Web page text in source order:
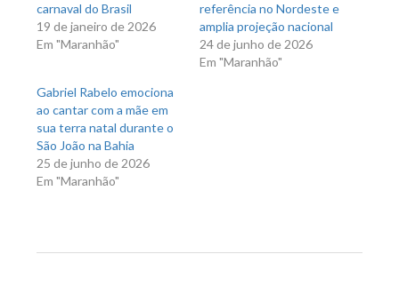
carnaval do Brasil
19 de janeiro de 2026
Em "Maranhão"
referência no Nordeste e
amplia projeção nacional
24 de junho de 2026
Em "Maranhão"
Gabriel Rabelo emociona
ao cantar com a mãe em
sua terra natal durante o
São João na Bahia
25 de junho de 2026
Em "Maranhão"